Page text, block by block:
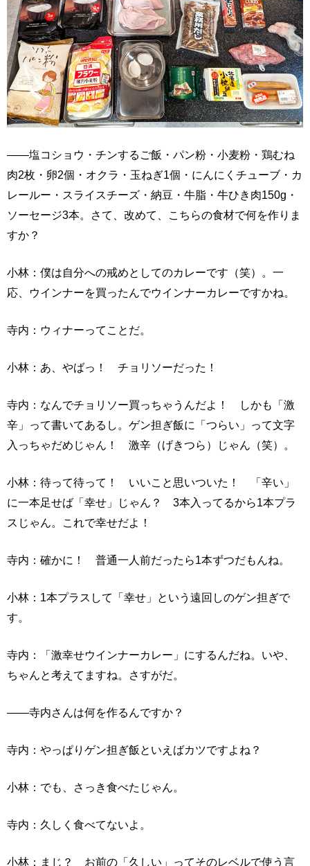
――塩コショウ・チンするご飯・パン粉・小麦粉・鶏むね
肉2枚・卵2個・オクラ・玉ねぎ1個・にんにくチューブ・カ
レールー・スライスチーズ・納豆・牛脂・牛ひき肉150g・
ソーセージ3本。さて、改めて、こちらの食材で何を作りま
すか？
小林：僕は自分への戒めとしてのカレーです（笑）。一
応、ウインナーを買ったんでウインナーカレーですかね。
寺内：ウィナーってことだ。
小林：あ、やばっ！ チョリソーだった！
寺内：なんでチョリソー買っちゃうんだよ！ しかも「激
辛」って書いてあるし。ゲン担ぎ飯に「つらい」って文字
入っちゃだめじゃん！ 激辛（げきつら）じゃん（笑）。
小林：待って待って！ いいこと思いついた！ 「辛い」
に一本足せば「幸せ」じゃん？ 3本入ってるから1本プラ
スじゃん。これで幸せだよ！
寺内：確かに！ 普通一人前だったら1本ずつだもんね。
小林：1本プラスして「幸せ」という遠回しのゲン担ぎで
す。
寺内：「激幸せウインナーカレー」にするんだね。いや、
ちゃんと考えてますね。さすがだ。
――寺内さんは何を作るんですか？
寺内：やっぱりゲン担ぎ飯といえばカツですよね？
小林：でも、さっき食べたじゃん。
寺内：久しく食べてないよ。
小林：まじ？ お前の「久しい」ってそのレベルで使う言